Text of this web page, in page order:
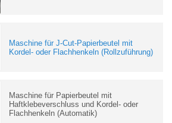
Maschine für J-Cut-Papierbeutel mit
Kordel- oder Flachhenkeln (Rollzuführung)
Maschine für Papierbeutel mit
Haftklebeverschluss und Kordel- oder
Flachhenkeln (Automatik)